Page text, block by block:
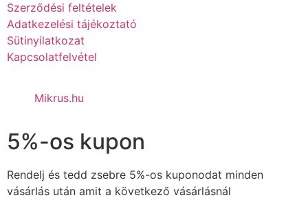
Szerződési feltételek
Adatkezelési tájékoztató
Sütinyilatkozat
Kapcsolatfelvétel
Mikrus.hu
5%-os kupon
Rendelj és tedd zsebre 5%-os kuponodat minden
vásárlás után amit a következő vásárlásnál